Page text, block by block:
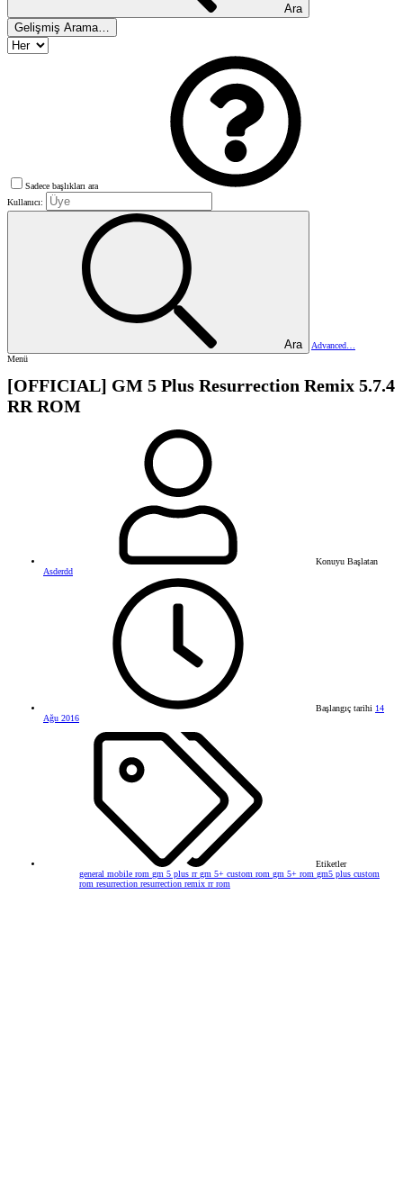
Ara
Gelişmiş Arama…
Sadece başlıkları ara
Kullanıcı:
Ara
Advanced…
Menü
[OFFICIAL] GM 5 Plus Resurrection Remix 5.7.4
RR ROM
Konuyu Başlatan
Asderdd
Başlangıç tarihi 14
Ağu 2016
Etiketler
general mobile rom gm 5 plus rrgm 5+ custom rom gm 5+ rom gm5 plus custom
rom resurrection resurrection remix rr rom